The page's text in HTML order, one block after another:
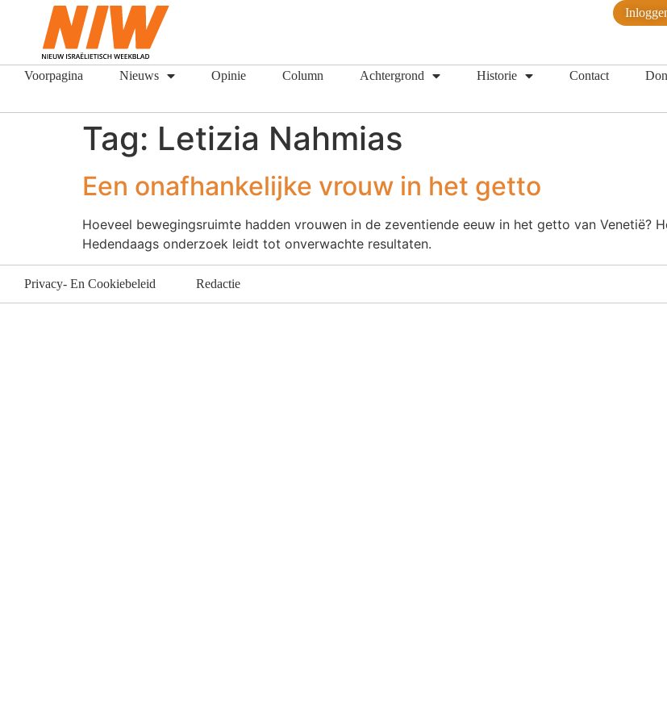
Voorpagina Nieuws Opinie Column Achtergrond Historie Contact
Tag: Letizia Nahmias
Een onafhankelijke vrouw in het getto
Hoeveel bewegingsruimte hadden vrouwen in de zeventiende eeuw in het getto van Venetië?
Hedendaags onderzoek leidt tot onverwachte resultaten.
Privacy- En Cookiebeleid Redactie